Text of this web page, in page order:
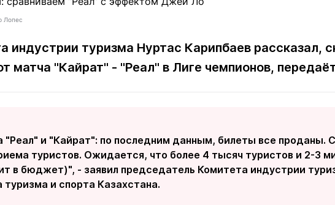
Контакты редакции Вакансии Реклама Пресс-центр
(700) 3 888 188
Лопес
индустрии туризма Нуртас Карипбаев рассказал,
матча "Кайрат" - "Реал" в Лиге чемпионов,
"Реал" и "Кайрат": по последним данным, билеты все проданы.
туристов. Ожидается, что более 4 тысяч туристов и 2-3
в бюджет)", - заявил председатель Комитета индустрии
и спорта Казахстана.